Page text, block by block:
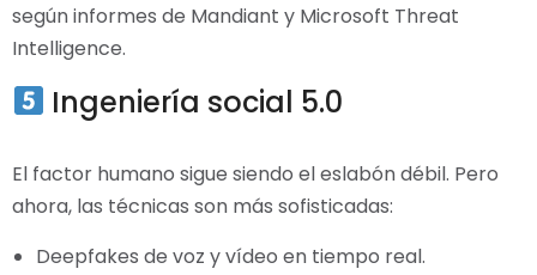
según informes de Mandiant y Microsoft Threat
Intelligence.
Ingeniería social 5.0
El factor humano sigue siendo el eslabón débil. Pero
ahora, las técnicas son más sofisticadas:
Deepfakes de voz y vídeo en tiempo real.